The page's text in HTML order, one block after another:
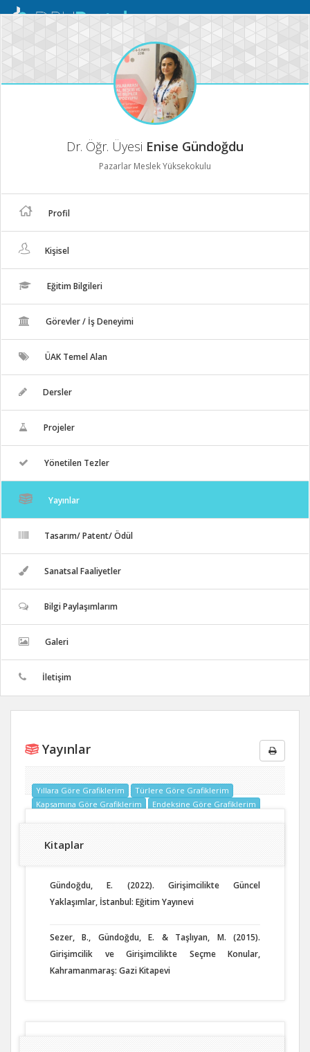
Mobil
Dr. Öğr. Üyesi Enise Gündoğdu
Pazarlar Meslek Yüksekokulu
Profil
Kişisel
Eğitim Bilgileri
Görevler / İş Deneyimi
ÜAK Temel Alan
Dersler
Projeler
Yönetilen Tezler
Yayınlar
Tasarım/ Patent/ Ödül
Sanatsal Faaliyetler
Bilgi Paylaşımlarım
Galeri
İletişim
Yayınlar
Yıllara Göre Grafiklerim
Türlere Göre Grafiklerim
Kapsamına Göre Grafiklerim
Endeksine Göre Grafiklerim
Kitaplar
Gündoğdu, E. (2022). Girişimcilikte Güncel
Yaklaşımlar, İstanbul: Eğitim Yayınevi
Sezer, B., Gündoğdu, E. & Taşlıyan, M. (2015).
Girişimcilik ve Girişimcilikte Seçme Konular,
Kahramanmaraş: Gazi Kitapevi